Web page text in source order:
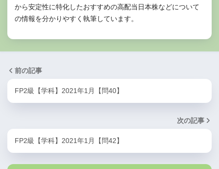
から安定性に特化したおすすめの高配当日本株などについて
の情報を分かりやすく執筆しています。
前の記事
FP2級【学科】2021年1月【問40】
次の記事
FP2級【学科】2021年1月【問42】